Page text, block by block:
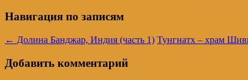
Навигация по записям
← Долина Банджар, Индия (часть 1) Тунгнатх – храм
Добавить комментарий